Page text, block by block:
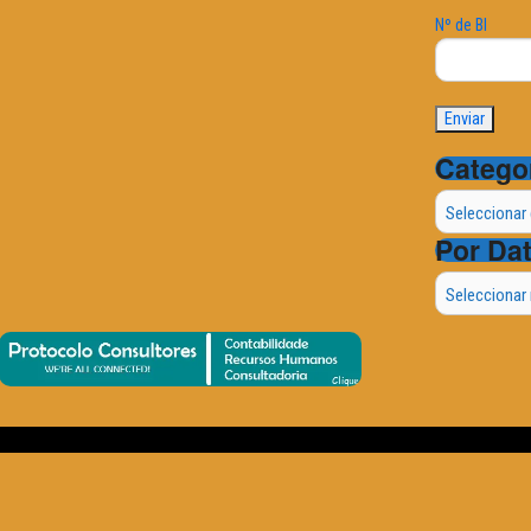
Nº de BI
Categorias
Por
Por
Data